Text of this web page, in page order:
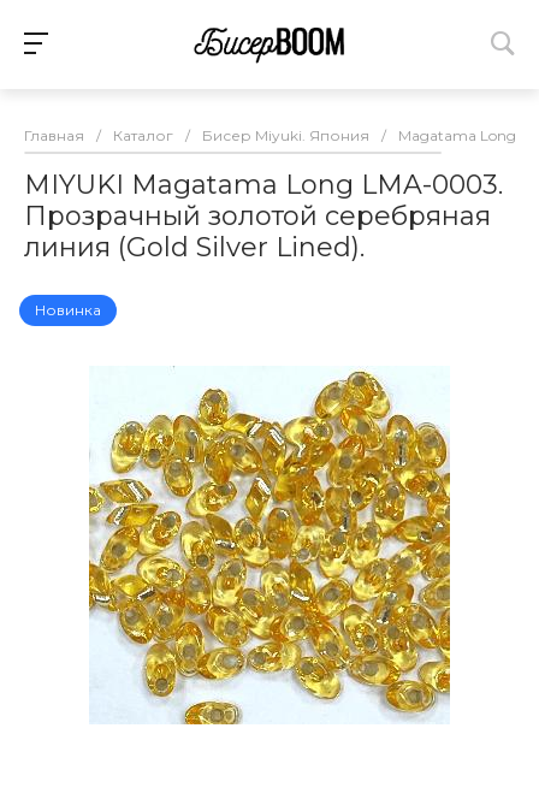
Главная / Каталог / Бисер Miyuki. Япония / Magatama Long
MIYUKI Magatama Long LMA-0003.
Прозрачный золотой серебряная
линия (Gold Silver Lined).
Новинка